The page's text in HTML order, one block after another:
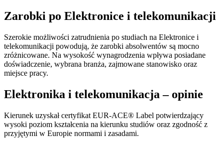
Zarobki po Elektronice i telekomunikacji
Szerokie możliwości zatrudnienia po studiach na Elektronice i
telekomunikacji powodują, że zarobki absolwentów są mocno
zróżnicowane. Na wysokość wynagrodzenia wpływa posiadane
doświadczenie, wybrana branża, zajmowane stanowisko oraz
miejsce pracy.
Elektronika i telekomunikacja – opinie
Kierunek uzyskał certyfikat EUR-ACE® Label potwierdzający
wysoki poziom kształcenia na kierunku studiów oraz zgodność z
przyjętymi w Europie normami i zasadami.